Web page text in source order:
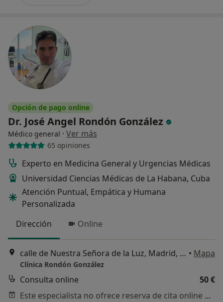
Opción de pago online
Dr. José Angel Rondón González
Médico general · Ver más
65 opiniones
Experto en Medicina General y Urgencias Médicas
Universidad Ciencias Médicas de La Habana, Cuba
Atención Puntual, Empática y Humana
Personalizada
Dirección
Online
calle de Nuestra Señora de la Luz, Madrid, Madrid, España, Madrid • Mapa
Clínica Rondón González
Consulta online
50 €
Este especialista no ofrece reserva de cita online en esta dirección.